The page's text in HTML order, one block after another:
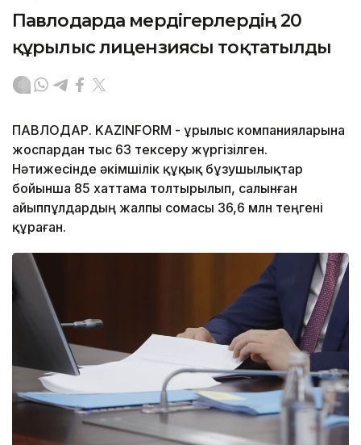
Павлодарда мердігерлердің 20
құрылыс лицензиясы тоқтатылды
ПАВЛОДАР. KAZINFORM - Құрылыс компанияларына
жоспардан тыс 63 тексеру жүргізілген.
Нәтижесінде әкімшілік құқық бұзушылықтар
бойынша 85 хаттама толтырылып, салынған
айыппұлдардың жалпы сомасы 36,6 млн теңгені
құраған.